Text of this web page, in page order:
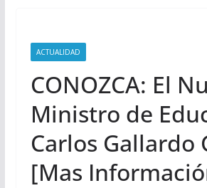
ACTUALIDAD
CONOZCA: El
Ministro de
Carlos Gallardo
[Mas